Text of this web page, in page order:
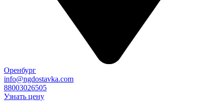
Оренбург
info@ngdostavka.com
88003026505
Узнать цену